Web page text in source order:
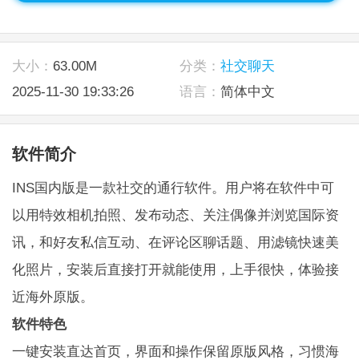
大小： 63.00M 分类： 社交聊天
2025-11-30 19:33:26
语言： 简体中文
软件简介
INS国内版是一款社交的通行软件。用户将在软件中可
以用特效相机拍照、发布动态、关注偶像并浏览国际资
讯，和好友私信互动、在评论区聊话题、用滤镜快速美
化照片，安装后直接打开就能使用，上手很快，体验接
近海外原版。
软件特色
一键安装直达首页，界面和操作保留原版风格，习惯海